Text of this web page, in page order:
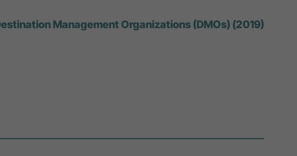
Management Organizations (DMOs) (2019)